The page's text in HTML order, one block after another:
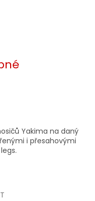
Yakima na daný
i přesahovými